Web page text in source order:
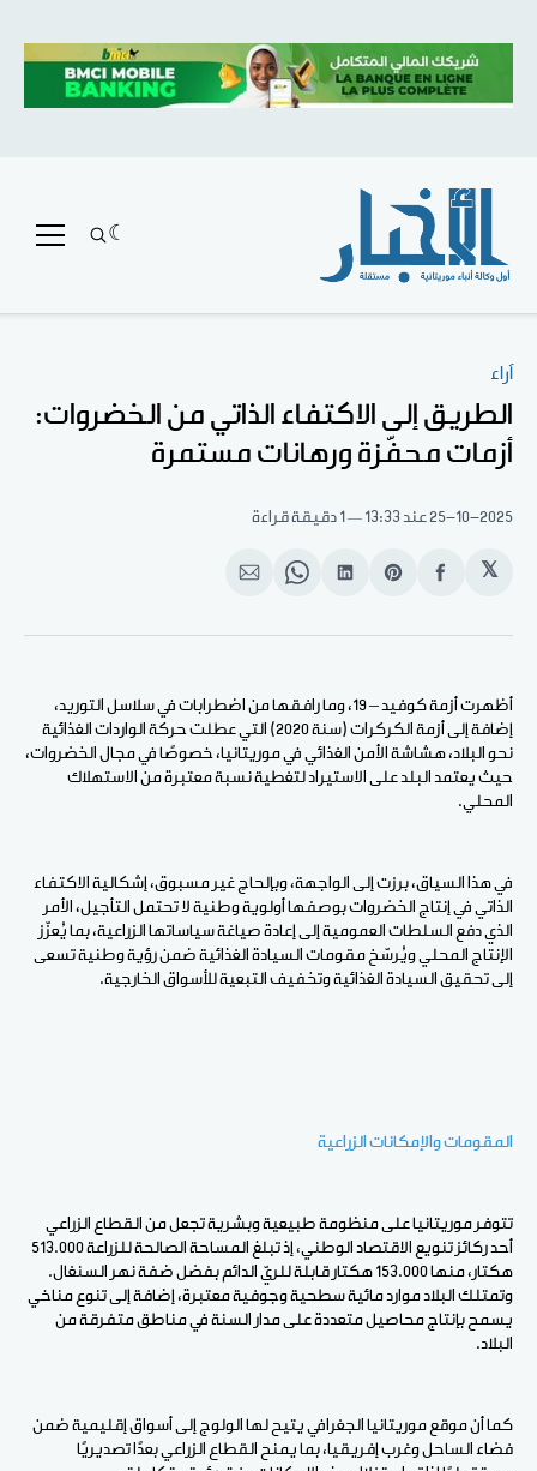
آراء
الطريق إلى الاكتفاء الذاتي من الخضروات:
أزمات محفّزة ورهانات مستمرة
25-10-2025عند 13:33 1 دقيقة قراءة
𝕏
انشر
الفيسبوك
Share
Pinterest
انشر
لينكد
Share
WhatsApp
انشر
الإيميل
أظهرت أزمة كوفيد – 19، وما رافقها من اضطرابات في سلاسل التوريد،
إضافة إلى أزمة الكركرات (سنة 2020) التي عطلت حركة الواردات الغذائية
نحو البلاد، هشاشة الأمن الغذائي في موريتانيا، خصوصًا في مجال الخضروات،
حيث يعتمد البلد على الاستيراد لتغطية نسبة معتبرة من الاستهلاك
المحلي.
في هذا السياق، برزت إلى الواجهة، وبإلحاحٍ غير مسبوق، إشكالية الاكتفاء
الذاتي في إنتاج الخضروات بوصفها أولوية وطنية لا تحتمل التأجيل، الأمر
الذي دفع السلطات العمومية إلى إعادة صياغة سياساتها الزراعية، بما يُعزّز
الإنتاج المحلي ويُرسّخ مقومات السيادة الغذائية ضمن رؤية وطنية تسعى
إلى تحقيق السيادة الغذائية وتخفيف التبعية للأسواق الخارجية.
المقومات والإمكانات الزراعية
تتوفر موريتانيا على منظومة طبيعية وبشرية تجعل من القطاع الزراعي
أحد ركائز تنويع الاقتصاد الوطني، إذ تبلغ المساحة الصالحة للزراعة 513.000
هكتار، منها 153.000 هكتار قابلة للريّ الدائم بفضل ضفة نهر السنغال.
وتمتلك البلاد موارد مائية سطحية وجوفية معتبرة، إضافة إلى تنوع مناخي
يسمح بإنتاج محاصيل متعددة على مدار السنة في مناطق متفرقة من
البلاد.
كما أن موقع موريتانيا الجغرافي يتيح لها الولوج إلى أسواق إقليمية ضمن
فضاء الساحل وغرب إفريقيا، بما يمنح القطاع الزراعي بعدًا تصديريًا